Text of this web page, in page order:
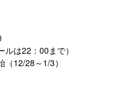
は22：00まで）
12/28～1/3）